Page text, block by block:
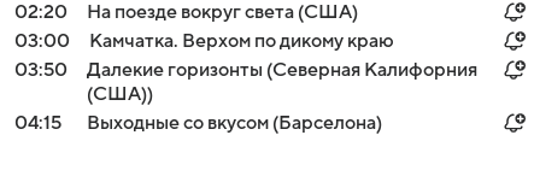
02:20
На поезде вокруг света (США)
03:00
Камчатка. Верхом по дикому краю
03:50
Далекие горизонты (Северная Калифорния
(США))
04:15
Выходные со вкусом (Барселона)